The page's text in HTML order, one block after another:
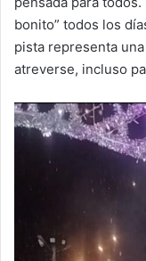
bonito” todos los
pista representa
atreverse, incluso